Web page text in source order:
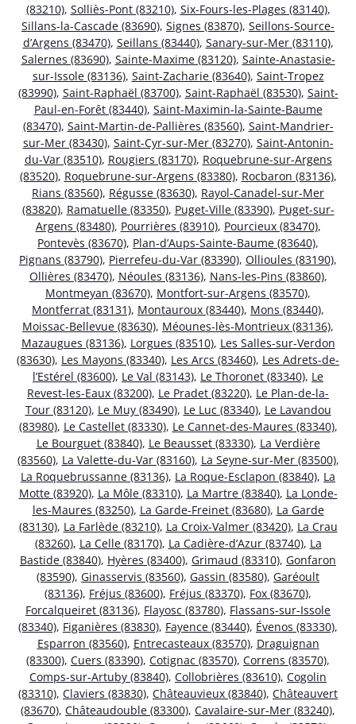
(83210), Solliès-Pont (83210), Six-Fours-les-Plages (83140),
Sillans-la-Cascade (83690), Signes (83870), Seillons-Source-
d’Argens (83470), Seillans (83440), Sanary-sur-Mer (83110),
Salernes (83690), Sainte-Maxime (83120), Sainte-Anastasie-
sur-Issole (83136), Saint-Zacharie (83640), Saint-Tropez
(83990), Saint-Raphaël (83700), Saint-Raphaël (83530), Saint-
Paul-en-Forêt (83440), Saint-Maximin-la-Sainte-Baume
(83470), Saint-Martin-de-Pallières (83560), Saint-Mandrier-
sur-Mer (83430), Saint-Cyr-sur-Mer (83270), Saint-Antonin-
du-Var (83510), Rougiers (83170), Roquebrune-sur-Argens
(83520), Roquebrune-sur-Argens (83380), Rocbaron (83136),
Rians (83560), Régusse (83630), Rayol-Canadel-sur-Mer
(83820), Ramatuelle (83350), Puget-Ville (83390), Puget-sur-
Argens (83480), Pourrières (83910), Pourcieux (83470),
Pontevès (83670), Plan-d’Aups-Sainte-Baume (83640),
Pignans (83790), Pierrefeu-du-Var (83390), Ollioules (83190),
Ollières (83470), Néoules (83136), Nans-les-Pins (83860),
Montmeyan (83670), Montfort-sur-Argens (83570),
Montferrat (83131), Montauroux (83440), Mons (83440),
Moissac-Bellevue (83630), Méounes-lès-Montrieux (83136),
Mazaugues (83136), Lorgues (83510), Les Salles-sur-Verdon
(83630), Les Mayons (83340), Les Arcs (83460), Les Adrets-de-
l’Estérel (83600), Le Val (83143), Le Thoronet (83340), Le
Revest-les-Eaux (83200), Le Pradet (83220), Le Plan-de-la-
Tour (83120), Le Muy (83490), Le Luc (83340), Le Lavandou
(83980), Le Castellet (83330), Le Cannet-des-Maures (83340),
Le Bourguet (83840), Le Beausset (83330), La Verdière
(83560), La Valette-du-Var (83160), La Seyne-sur-Mer (83500),
La Roquebrussanne (83136), La Roque-Esclapon (83840), La
Motte (83920), La Môle (83310), La Martre (83840), La Londe-
les-Maures (83250), La Garde-Freinet (83680), La Garde
(83130), La Farlède (83210), La Croix-Valmer (83420), La Crau
(83260), La Celle (83170), La Cadière-d’Azur (83740), La
Bastide (83840), Hyères (83400), Grimaud (83310), Gonfaron
(83590), Ginasservis (83560), Gassin (83580), Garéoult
(83136), Fréjus (83600), Fréjus (83370), Fox (83670),
Forcalqueiret (83136), Flayosc (83780), Flassans-sur-Issole
(83340), Figanières (83830), Fayence (83440), Évenos (83330),
Esparron (83560), Entrecasteaux (83570), Draguignan
(83300), Cuers (83390), Cotignac (83570), Correns (83570),
Comps-sur-Artuby (83840), Collobrières (83610), Cogolin
(83310), Claviers (83830), Châteauvieux (83840), Châteauvert
(83670), Châteaudouble (83300), Cavalaire-sur-Mer (83240),